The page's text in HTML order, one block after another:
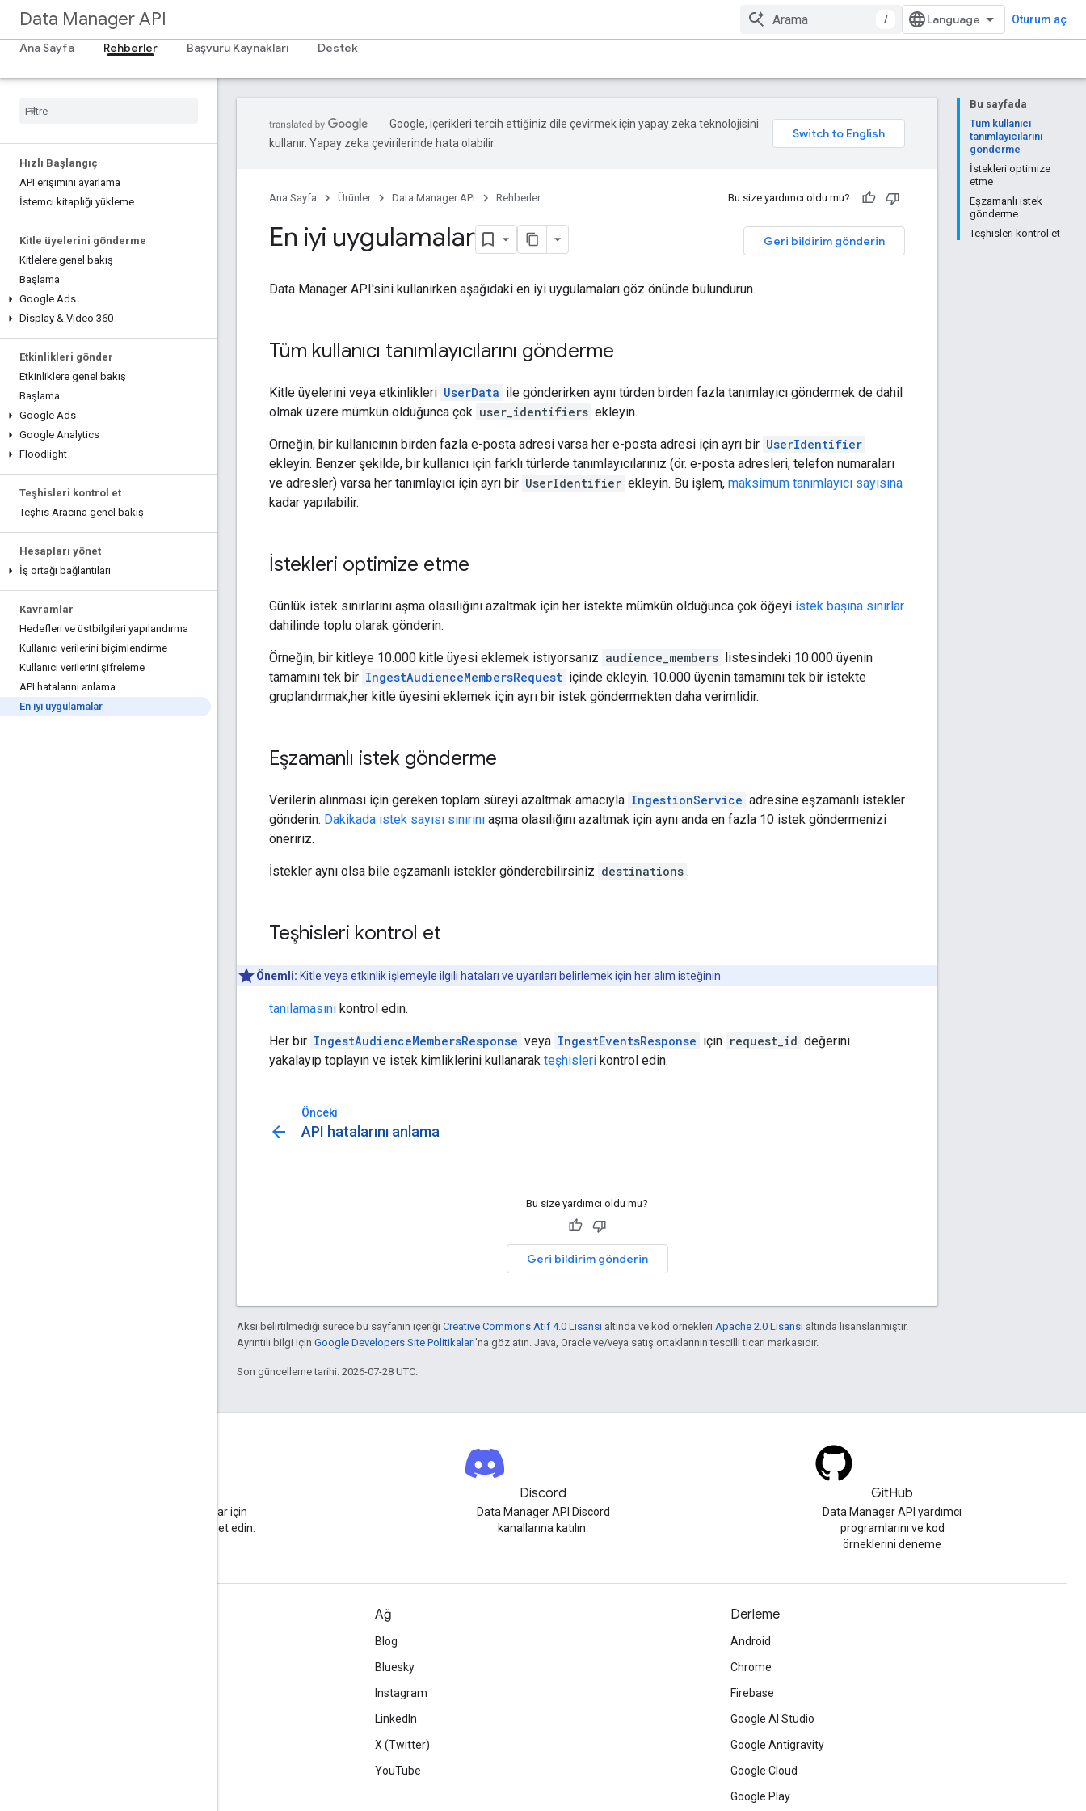
Data Manager API / Oturum aç
Ana Sayfa Rehberler Başvuru Kaynakları Destek
Hızlı Başlangıç
API erişimini ayarlama
İstemci kitaplığı yükleme
Kitle üyelerini gönderme
Kitlelere genel bakış
Başlama
Google Ads
Display & Video 360
Etkinlikleri gönder
Etkinliklere genel bakış
Başlama
Google Ads
Google Analytics
Floodlight
Teşhisleri kontrol et
Teşhis Aracına genel bakış
Hesapları yönet
İş ortağı bağlantıları
Kavramlar
Hedefleri ve üstbilgileri yapılandırma
Kullanıcı verilerini biçimlendirme
Kullanıcı verilerini şifreleme
API hatalarını anlama
En iyi uygulamalar
Bu sayfada
Tüm kullanıcı
tanımlayıcılarını
gönderme
İstekleri optimize
etme
Eşzamanlı istek
gönderme
Teşhisleri kontrol et
Google, içerikleri tercih ettiğiniz dile çevirmek için yapay zeka teknolojisini
kullanır. Yapay zeka çevirilerinde hata olabilir.
Ana Sayfa Ürünler Data Manager API Rehberler Bu size yardımcı oldu mu?
Geri bildirim gönderin
En iyi uygulamalar
Data Manager API'sini kullanırken aşağıdaki en iyi uygulamaları göz önünde bulundurun.
Tüm kullanıcı tanımlayıcılarını gönderme
Kitle üyelerini veya etkinlikleri UserData ile gönderirken aynı türden birden fazla tanımlayıcı göndermek de dahil
olmak üzere mümkün olduğunca çok user_identifiers ekleyin.
Örneğin, bir kullanıcının birden fazla e-posta adresi varsa her e-posta adresi için ayrı bir UserIdentifier
ekleyin. Benzer şekilde, bir kullanıcı için farklı türlerde tanımlayıcılarınız (ör. e-posta adresleri, telefon numaraları
ve adresler) varsa her tanımlayıcı için ayrı bir UserIdentifier ekleyin. Bu işlem, maksimum tanımlayıcı sayısına
kadar yapılabilir.
İstekleri optimize etme
Günlük istek sınırlarını aşma olasılığını azaltmak için her istekte mümkün olduğunca çok öğeyi istek başına sınırlar
dahilinde toplu olarak gönderin.
Örneğin, bir kitleye 10.000 kitle üyesi eklemek istiyorsanız audience_members listesindeki 10.000 üyenin
tamamını tek bir IngestAudienceMembersRequest içinde ekleyin. 10.000 üyenin tamamını tek bir istekte
gruplandırmak,her kitle üyesini eklemek için ayrı bir istek göndermekten daha verimlidir.
Eşzamanlı istek gönderme
Verilerin alınması için gereken toplam süreyi azaltmak amacıyla IngestionService adresine eşzamanlı istekler
gönderin. Dakikada istek sayısı sınırını aşma olasılığını azaltmak için aynı anda en fazla 10 istek göndermenizi
öneririz.
İstekler aynı olsa bile eşzamanlı istekler gönderebilirsiniz destinations .
Teşhisleri kontrol et
Önemli: Kitle veya etkinlik işlemeyle ilgili hataları ve uyarıları belirlemek için her alım isteğinin
tanılamasını kontrol edin.
Her bir IngestAudienceMembersResponse veya IngestEventsResponse için request_id değerini
yakalayıp toplayın ve istek kimliklerini kullanarak teşhisleri kontrol edin.
Önceki
arrow_back API hatalarını anlama
Bu size yardımcı oldu mu?
Geri bildirim gönderin
Aksi belirtilmediği sürece bu sayfanın içeriği Creative Commons Atıf 4.0 Lisansı altında ve kod örnekleri Apache 2.0 Lisansı altında lisanslanmıştır.
Ayrıntılı bilgi için Google Developers Site Politikaları'na göz atın. Java, Oracle ve/veya satış ortaklarının tescilli ticari markasıdır.
Son güncelleme tarihi: 2026-07-28 UTC.
Önemli duyurular için
blogumuzu ziyaret edin.
Discord
Data Manager API Discord
kanallarına katılın.
GitHub
Data Manager API yardımcı
programlarını ve kod
örneklerini deneme
Ağ
Blog
Bluesky
Instagram
LinkedIn
X (Twitter)
YouTube
Derleme
Android
Chrome
Firebase
Google AI Studio
Google Antigravity
Google Cloud
Google Play